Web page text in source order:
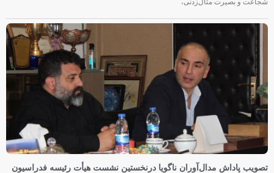
شجاعت و بصیرت مثال‌زدنی،
تصویب پاداش مدال‌آوران ناگویا درنخستین نشست هیأت رئیسه فدراسیون